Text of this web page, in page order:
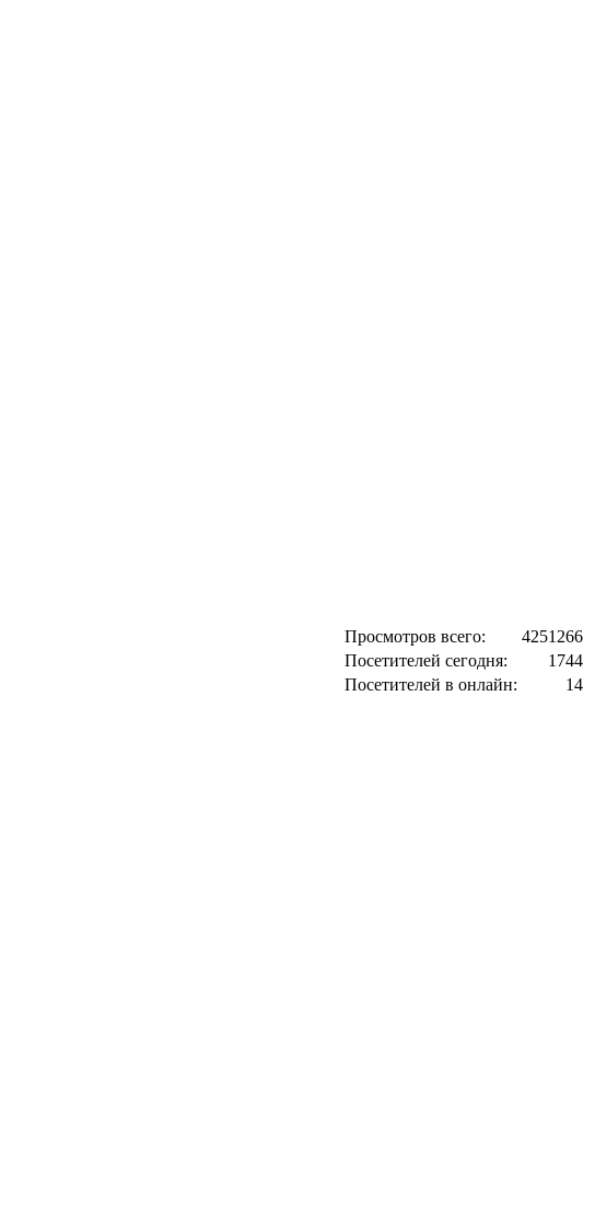
Просмотров всего:
4251266
Посетителей сегодня:
1744
Посетителей в онлайн:
14